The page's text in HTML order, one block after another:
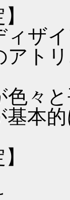
ィザ
アト
色々
基本